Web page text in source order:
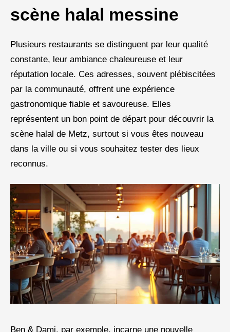
scène halal messine
Plusieurs restaurants se distinguent par leur qualité
constante, leur ambiance chaleureuse et leur
réputation locale. Ces adresses, souvent plébiscitées
par la communauté, offrent une expérience
gastronomique fiable et savoureuse. Elles
représentent un bon point de départ pour découvrir la
scène halal de Metz, surtout si vous êtes nouveau
dans la ville ou si vous souhaitez tester des lieux
reconnus.
Ben & Dami, par exemple, incarne une nouvelle